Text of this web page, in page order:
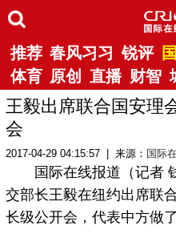
推荐 春风习习 锐评
体育 原创 直播 财智
王毅出席联合国安理
会
2017-04-29 04:15:57 | 来源： 国际
国际在线报道（记者
交部长王毅在纽约出席联
长级公开会，代表中方做了